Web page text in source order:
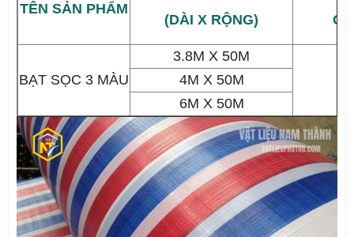
TÊN SẢN PHẨM
(DÀI X RỘNG) G/
BẠT SỌC 3 MÀU
3.8M X 50M
4M X 50M
6M X 50M